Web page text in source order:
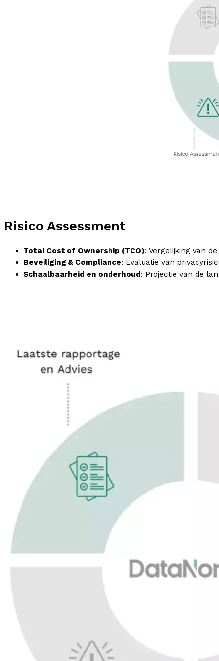
Risico Assessment
Total Cost of Ownership (TCO): Vergelijking van
Beveiliging & Compliance: Evaluatie van
Schaalbaarheid en onderhoud : Projectie van de